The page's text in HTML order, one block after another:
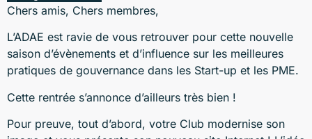
Chers amis, Chers membres,
L’ADAE est ravie de vous retrouver pour cette nouvelle
saison d’évènements et d’influence sur les meilleures
pratiques de gouvernance dans les Start-up et les PME.
Cette rentrée s’annonce d’ailleurs très bien !
Pour preuve, tout d’abord, votre Club modernise son